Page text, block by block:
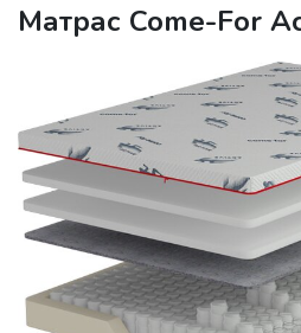
Матрас Come-For